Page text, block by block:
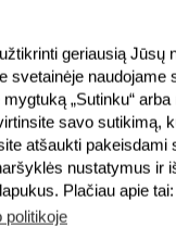
geriausią Jūsų
svetainėje naudojame
„Sutinku“
savo sutikimą,
atšaukti pakeisdami
nustatymus ir
Plačiau apie tai:
politikoje
dark
nuo 1 iki 3 iš 3 (1